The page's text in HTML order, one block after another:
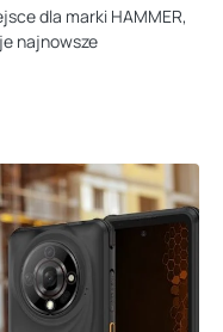
dla marki HAMMER,
najnowsze